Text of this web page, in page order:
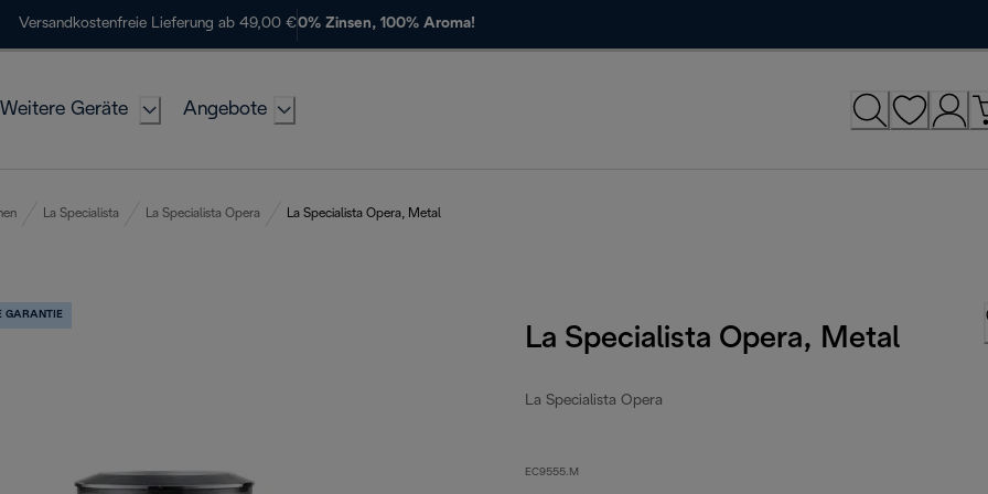
Versandkostenfreie Lieferung ab 49,00 €0% Zinsen, 100% Aroma!
Weitere Geräte Angebote
La Specialista La Specialista Opera La Specialista Opera, Metal
GARANTIE
La Specialista Opera, Metal
La Specialista Opera
EC9555.M